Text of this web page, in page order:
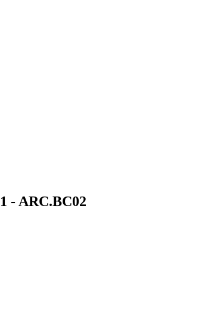
- ARC.BC02